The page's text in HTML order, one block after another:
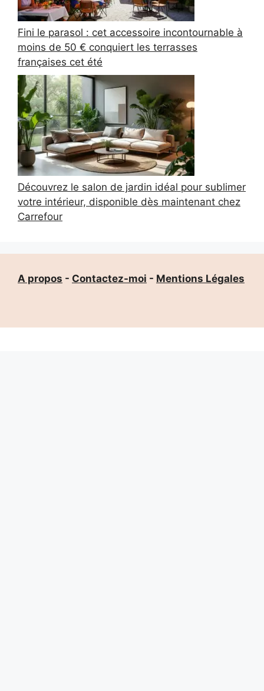
Fini le parasol : cet accessoire incontournable à
moins de 50 € conquiert les terrasses
françaises cet été
Découvrez le salon de jardin idéal pour sublimer
votre intérieur, disponible dès maintenant chez
Carrefour
A propos - Contactez-moi - Mentions Légales